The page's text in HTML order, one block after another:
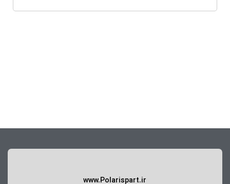
www.Polarispart.ir